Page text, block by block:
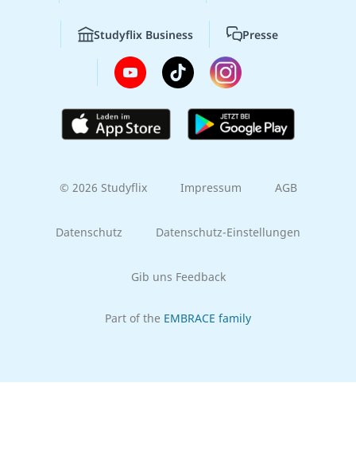
Studyflix Business Presse
© 2026 Studyflix Impressum AGB
Datenschutz Datenschutz-Einstellungen
Gib uns Feedback
Part of the EMBRACE family